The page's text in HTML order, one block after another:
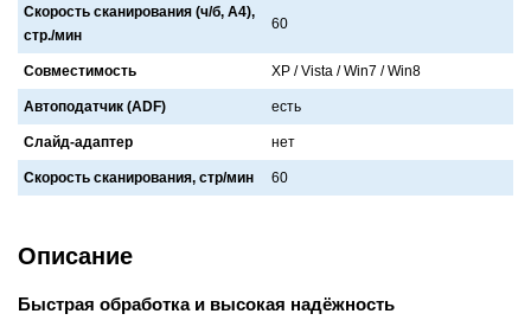
Скорость сканирования (ч/б, А4),
стр./мин
60
Совместимость XP / Vista / Win7 / Win8
Автоподатчик (ADF) есть
Слайд-адаптер нет
Скорость сканирования, стр/мин 60
Описание
Быстрая обработка и высокая надёжность